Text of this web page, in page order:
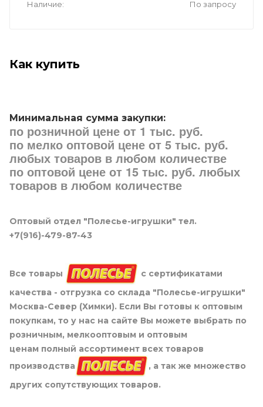
Наличие По запросу
Как купить
Минимальная сумма закупки:
по розничной цене от 1 тыс. руб.
по мелко оптовой цене от 5 тыс. руб.
любых товаров в любом количестве
по оптовой цене от 15 тыс. руб. любых
товаров в любом количестве
Оптовый отдел "Полесье-игрушки" тел.
+7(916)-479-87-43
Все товары
с сертификатами
качества - отгрузка со склада "Полесье-игрушки"
Москва-Север (Химки). Если Вы готовы к оптовым
покупкам, то у нас на сайте Вы можете выбрать по
розничным, мелкооптовым и оптовым
ценам полный ассортимент всех товаров
производства
, а так же множество
других сопутствующих товаров.